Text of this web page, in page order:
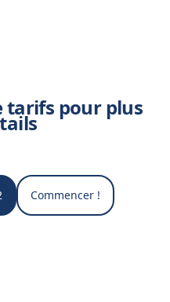
tarifs pour plus
Commencer !